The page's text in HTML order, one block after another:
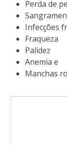
Perda de
Infecções
Fraqueza
Palidez
Anemia e
Manchas